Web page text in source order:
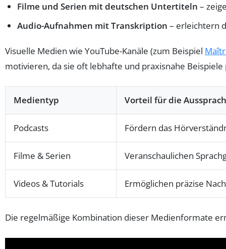
Filme und Serien mit deutschen Untertiteln –
Audio-Aufnahmen mit Transkription – erleichtern
Visuelle Medien wie YouTube-Kanäle (zum Beispiel
motivieren, da sie oft lebhafte und praxisnahe
Medientyp Vorteil für die
Podcasts Fördern das
Filme & Serien Veranschaulichen
Videos & Tutorials Ermöglichen präzise
Die regelmäßige Kombination dieser Medienformate